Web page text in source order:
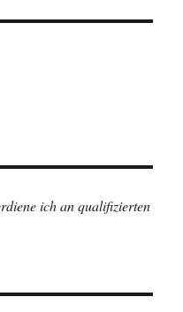
ich an qualifizierten